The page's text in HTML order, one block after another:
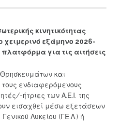
κινητικότητας
χειμερινό εξάμηνο 2026-
για τις αιτήσεις
και
ενδιαφερόμενους
ήτριες των Α.Ε.Ι. της
εισαχθεί μέσω εξετάσεων
Λυκείου (ΓΕ.Λ.) ή